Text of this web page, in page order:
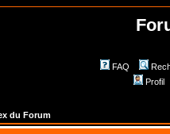
FAQ
Profil
du Forum